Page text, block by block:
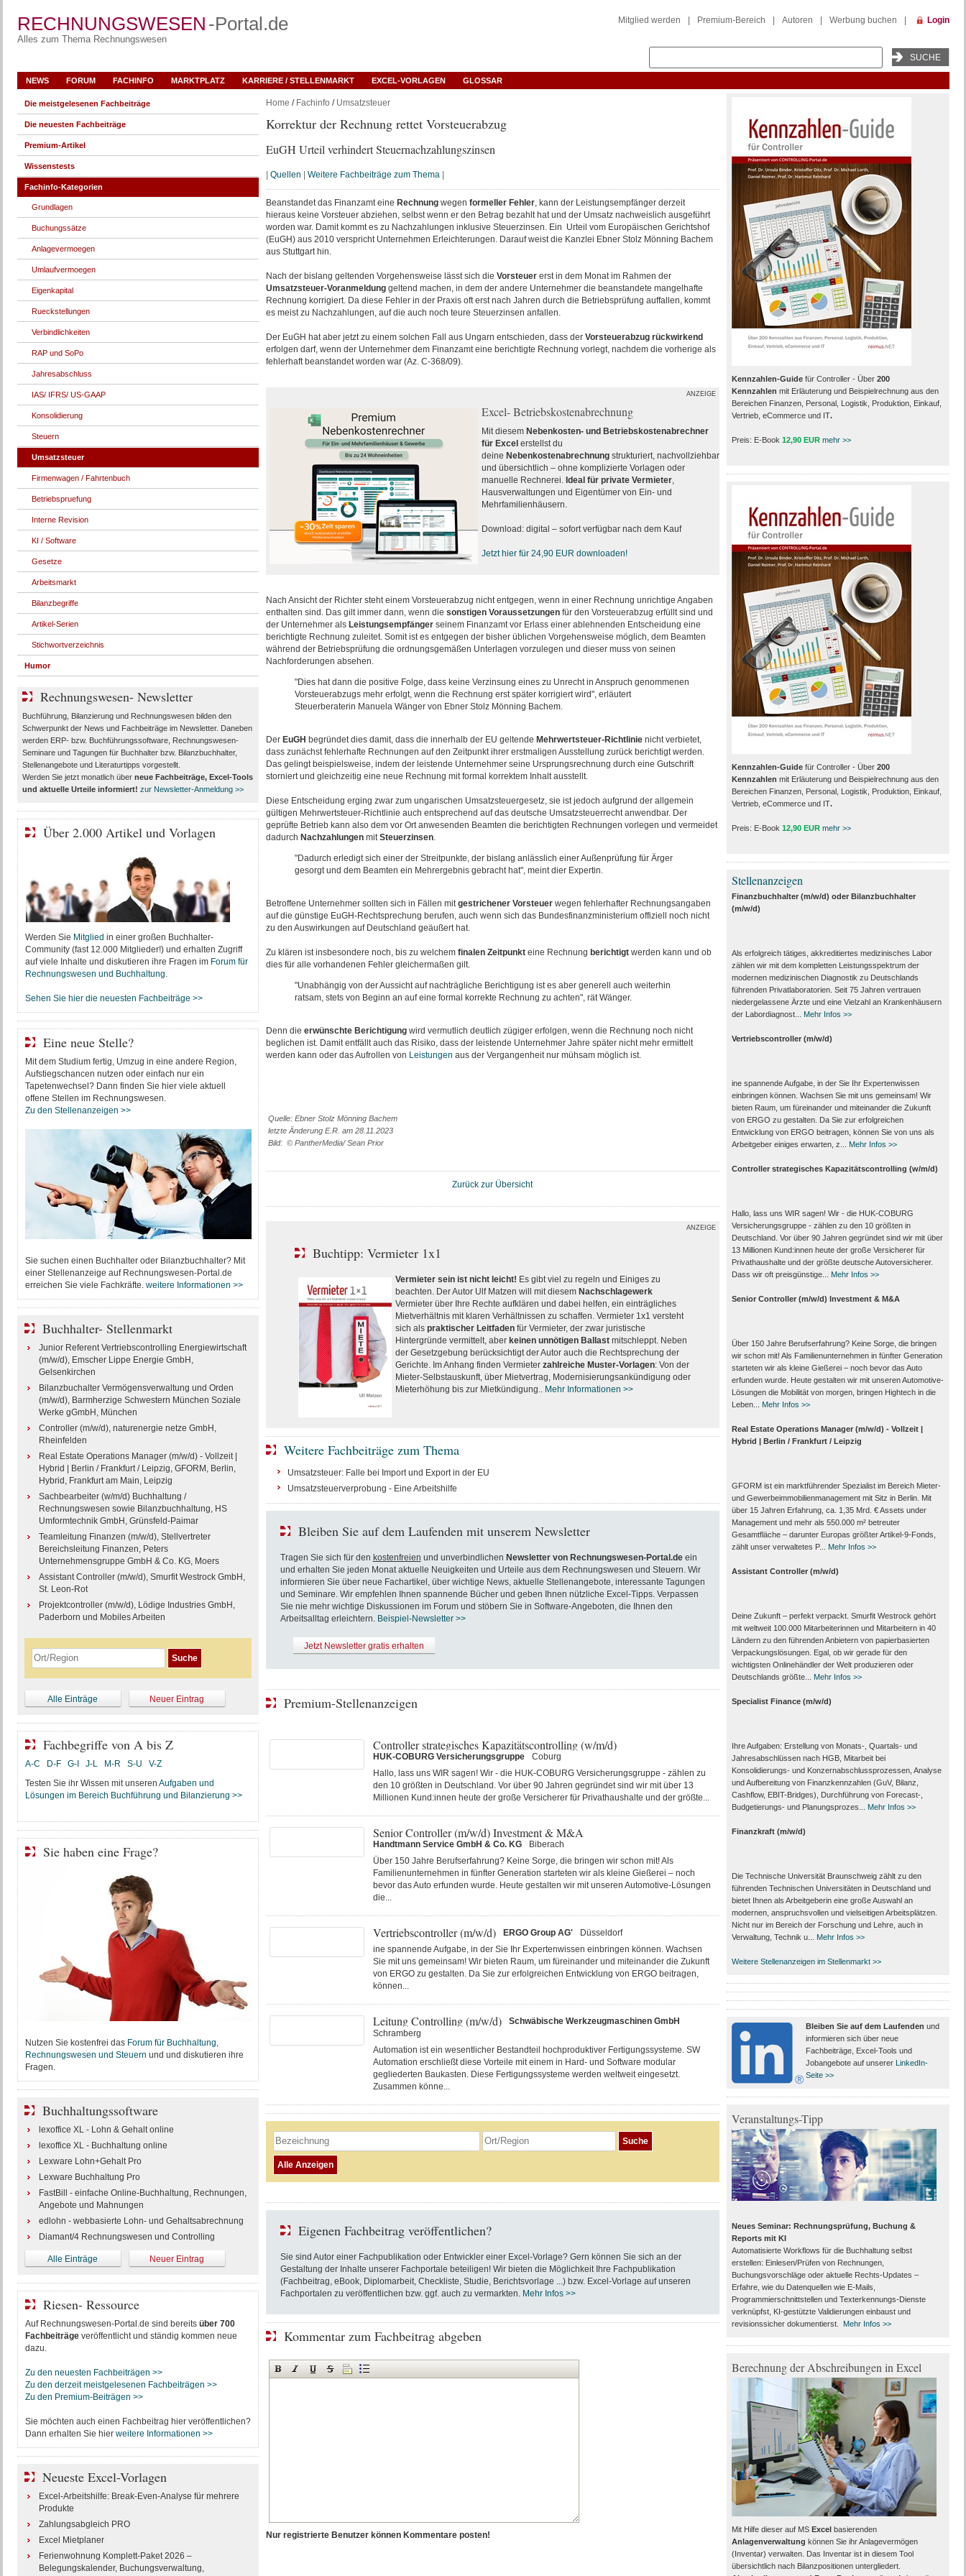
RECHNUNGSWESEN -Portal.de
Alles zum Thema Rechnungswesen
Mitglied werden Premium-Bereich Autoren Werbung buchen Login
NEWS FORUM FACHINFO MARKTPLATZ KARRIERE / STELLENMARKT EXCEL-VORLAGEN GLOSSAR
Home / Fachinfo / Umsatzsteuer
Korrektur der Rechnung rettet Vorsteuerabzug
EuGH Urteil verhindert Steuernachzahlungszinsen
Quellen Weitere Fachbeiträge zum Thema
Beanstandet das Finanzamt eine Rechnungwegen formeller Fehler, kann der Leistungsempfänger derzeit
hieraus keine Vorsteuer abziehen, selbst wenn er den Betrag bezahlt hat und der Umsatz nachweislich ausgeführt
worden war. Damit kommt es zu Nachzahlungen inklusive Steuerzinsen. Ein Urteil vom Europäischen Gerichtshof
(EuGH) aus 2010 verspricht Unternehmen Erleichterungen. Darauf weist die Kanzlei Ebner Stolz Mönning Bachem
aus Stuttgart hin.
Nach der bislang geltenden Vorgehensweise lässt sich die Vorsteuererst in dem Monat im Rahmen der
Umsatzsteuer-Voranmeldunggeltend machen, in dem der andere Unternehmer die beanstandete mangelhafte
Rechnung korrigiert. Da diese Fehler in der Praxis oft erst nach Jahren durch die Betriebsprüfung auffallen, kommt
es meist zu Nachzahlungen, auf die auch noch teure Steuerzinsen anfallen.
Der EuGH hat aber jetzt zu einem solchen Fall aus Ungarn entschieden, dass der Vorsteuerabzug rückwirkend
erfolgen darf, wenn der Unternehmer dem Finanzamt eine berichtigte Rechnung vorlegt, nachdem die vorherige als
fehlerhaft beanstandet worden war (Az. C-368/09).
ANZEIGE
Excel- Betriebskostenabrechnung
Mit diesem Nebenkosten- und Betriebskostenabrechner
für Excel erstellst du
deine Nebenkostenabrechnungstrukturiert, nachvollziehbar
und übersichtlich – ohne komplizierte Vorlagen oder
manuelle Rechnerei. Ideal für private Vermieter,
Hausverwaltungen und Eigentümer von Ein- und
Mehrfamilienhäusern.
Download: digital – sofort verfügbar nach dem Kauf
Jetzt hier für 24,90 EUR downloaden!
Nach Ansicht der Richter steht einem Vorsteuerabzug nicht entgegen, wenn in einer Rechnung unrichtige Angaben
enthalten sind. Das gilt immer dann, wenn die sonstigen Voraussetzungenfür den Vorsteuerabzug erfüllt sind und
der Unternehmer als Leistungsempfängerseinem Finanzamt vor Erlass einer ablehnenden Entscheidung eine
berichtigte Rechnung zuleitet. Somit ist es entgegen der bisher üblichen Vorgehensweise möglich, dem Beamten
während der Betriebsprüfung die ordnungsgemäßen Unterlagen vorzulegen und dieser muss von seinen
Nachforderungen absehen.
"Dies hat dann die positive Folge, dass keine Verzinsung eines zu Unrecht in Anspruch genommenen
Vorsteuerabzugs mehr erfolgt, wenn die Rechnung erst später korrigiert wird", erläutert
Steuerberaterin Manuela Wänger von Ebner Stolz Mönning Bachem.
Der EuGH begründet dies damit, dass die innerhalb der EU geltende Mehrwertsteuer-Richtlinienicht verbietet,
dass zunächst fehlerhafte Rechnungen auf den Zeitpunkt ihrer erstmaligen Ausstellung zurück berichtigt werden.
Das gelingt beispielsweise, indem der leistende Unternehmer seine Ursprungsrechnung durch eine Gutschrift
storniert und gleichzeitig eine neue Rechnung mit formal korrektem Inhalt ausstellt.
Diese Entscheidung erging zwar zum ungarischen Umsatzsteuergesetz, sie ist jedoch aufgrund der allgemein
gültigen Mehrwertsteuer-Richtlinie auch entsprechend auf das deutsche Umsatzsteuerrecht anwendbar. Der
geprüfte Betrieb kann also dem vor Ort anwesenden Beamten die berichtigten Rechnungen vorlegen und vermeidet
dadurch NachzahlungenmitSteuerzinsen.
"Dadurch erledigt sich einer der Streitpunkte, der bislang anlässlich einer Außenprüfung für Ärger
gesorgt und dem Beamten ein Mehrergebnis gebracht hat", meint dier Expertin.
Betroffene Unternehmer sollten sich in Fällen mitgestrichener Vorsteuerwegen fehlerhafter Rechnungsangaben
auf die günstige EuGH-Rechtsprechung berufen, auch wenn sich das Bundesfinanzministerium offiziell noch nicht
zu den Auswirkungen auf Deutschland geäußert hat.
Zu klären ist insbesondere noch, bis zu welchem finalen Zeitpunkteine Rechnung berichtigtwerden kann und ob
dies für alle vorhandenen Fehler gleichermaßen gilt.
"Unabhängig von der Aussicht auf nachträgliche Berichtigung ist es aber generell auch weiterhin
ratsam, stets von Beginn an auf eine formal korrekte Rechnung zu achten", rät Wänger.
Denn die erwünschte Berichtigungwird vermutlich deutlich zügiger erfolgen, wenn die Rechnung noch nicht
beglichen ist. Damit entfällt auch das Risiko, dass der leistende Unternehmer Jahre später nicht mehr ermittelt
werden kann oder das Aufrollen von Leistungen aus der Vergangenheit nur mühsam möglich ist.
Quelle: Ebner Stolz Mönning Bachem
letzte Änderung E.R. am 28.11.2023
Bild: © PantherMedia/ Sean Prior
Zurück zur Übersicht
ANZEIGE
Buchtipp: Vermieter 1x1
Vermieter sein ist nicht leicht! Es gibt viel zu regeln und Einiges zu
beachten. Der Autor Ulf Matzen will mit diesem Nachschlagewerk
Vermieter über Ihre Rechte aufklären und dabei helfen, ein einträgliches
Mietverhältnis mit klaren Verhältnissen zu schaffen. Vermieter 1x1 versteht
sich als praktischer Leitfadenfür Vermieter, der zwar juristische
Hintergründe vermittelt, aber keinen unnötigen Ballastmitschleppt. Neben
der Gesetzgebung berücksichtigt der Autor auch die Rechtsprechung der
Gerichte. Im Anhang finden Vermieter zahlreiche Muster-Vorlagen: Von der
Mieter-Selbstauskunft, über Mietvertrag, Modernisierungsankündigung oder
Mieterhöhung bis zur Mietkündigung.. Mehr Informationen >>
Weitere Fachbeiträge zum Thema
Umsatzsteuer: Falle bei Import und Export in der EU
Umsatzsteuerverprobung - Eine Arbeitshilfe
Bleiben Sie auf dem Laufenden mit unserem Newsletter
Tragen Sie sich für den kostenfreien und unverbindlichen Newsletter von Rechnungswesen-Portal.deein
und erhalten Sie jeden Monat aktuelle Neuigkeiten und Urteile aus dem Rechnungswesen und Steuern. Wir
informieren Sie über neue Fachartikel, über wichtige News, aktuelle Stellenangebote, interessante Tagungen
und Seminare. Wir empfehlen Ihnen spannende Bücher und geben Ihnen nützliche Excel-Tipps. Verpassen
Sie nie mehr wichtige Diskussionen im Forum und stöbern Sie in Software-Angeboten, die Ihnen den
Arbeitsalltag erleichtern. Beispiel-Newsletter >>
Jetzt Newsletter gratis erhalten
Premium-Stellenanzeigen
Controller strategisches Kapazitätscontrolling (w/m/d)
HUK-COBURG Versicherungsgruppe
Coburg
Hallo, lass uns WIR sagen! Wir - die HUK-COBURG Versicherungsgruppe - zählen zu
den 10 größten in Deutschland. Vor über 90 Jahren gegründet sind wir mit über 13
Millionen Kund:innen heute der große Versicherer für Privathaushalte und der größte...
Senior Controller (m/w/d) Investment & M&A
Handtmann Service GmbH & Co. KG
Biberach
Über 150 Jahre Berufserfahrung? Keine Sorge, die bringen wir schon mit! Als
Familienunternehmen in fünfter Generation starteten wir als kleine Gießerei – noch
bevor das Auto erfunden wurde. Heute gestalten wir mit unseren Automotive-Lösungen
die...
Vertriebscontroller (m/w/d) ERGO Group AG'
Düsseldorf
ine spannende Aufgabe, in der Sie Ihr Expertenwissen einbringen können. Wachsen
Sie mit uns gemeinsam! Wir bieten Raum, um füreinander und miteinander die Zukunft
von ERGO zu gestalten. Da Sie zur erfolgreichen Entwicklung von ERGO beitragen,
können...
Leitung Controlling (m/w/d)
Schwäbische Werkzeugmaschinen GmbH
Schramberg
Automation ist ein wesentlicher Bestandteil hochproduktiver Fertigungssysteme. SW
Automation erschließt diese Vorteile mit einem in Hard- und Software modular
gegliederten Baukasten. Diese Fertigungs­systeme werden weltweit eingesetzt.
Zusammen könne...
Eigenen Fachbeitrag veröffentlichen?
Sie sind Autor einer Fachpublikation oder Entwickler einer Excel-Vorlage? Gern können Sie sich an der
Gestaltung der Inhalte unserer Fachportale beteiligen! Wir bieten die Möglichkeit Ihre Fachpublikation
(Fachbeitrag, eBook, Diplomarbeit, Checkliste, Studie, Berichtsvorlage ...) bzw. Excel-Vorlage auf unseren
Fachportalen zu veröffentlichen bzw. ggf. auch zu vermarkten. Mehr Infos >>
Kommentar zum Fachbeitrag abgeben
Nur registrierte Benutzer können Kommentare posten!
Die meistgelesenen Fachbeiträge
Die neuesten Fachbeiträge
Premium-Artikel
Wissenstests
Fachinfo-Kategorien
Grundlagen
Buchungssätze
Anlagevermoegen
Umlaufvermoegen
Eigenkapital
Rueckstellungen
Verbindlichkeiten
RAP und SoPo
Jahresabschluss
IAS/ IFRS/ US-GAAP
Konsolidierung
Steuern
Umsatzsteuer
Firmenwagen / Fahrtenbuch
Betriebspruefung
Interne Revision
KI / Software
Gesetze
Arbeitsmarkt
Bilanzbegriffe
Artikel-Serien
Stichwortverzeichnis
Humor
Rechnungswesen- Newsletter
Buchführung, Bilanzierung und Rechnungswesen bilden den
Schwerpunkt der News und Fachbeiträge im Newsletter. Daneben
werden ERP- bzw. Buchführungssoftware, Rechnungswesen-
Seminare und Tagungen für Buchhalter bzw. Bilanzbuchhalter,
Stellenangebote und Literaturtipps vorgestellt.
Werden Sie jetzt monatlich über neue Fachbeiträge, Excel-Tools
und aktuelle Urteileinformiert! zur Newsletter-Anmeldung >>
Über 2.000 Artikel und Vorlagen
Werden Sie Mitglied in einer großen Buchhalter-
Community (fast 12.000 Mitglieder!) und erhalten Zugriff
auf viele Inhalte und diskutieren ihre Fragen im Forum für
Rechnungswesen und Buchhaltung.
Sehen Sie hier die neuesten Fachbeiträge >>
Eine neue Stelle?
Mit dem Studium fertig, Umzug in eine andere Region,
Aufstiegschancen nutzen oder einfach nur ein
Tapetenwechsel? Dann finden Sie hier viele aktuell
offene Stellen im Rechnungswesen.
Zu den Stellenanzeigen >>
Sie suchen einen Buchhalter oder Bilanzbuchhalter? Mit
einer Stellenanzeige auf Rechnungswesen-Portal.de
erreichen Sie viele Fachkräfte. weitere Informationen >>
Buchhalter- Stellenmarkt
Junior Referent Vertriebscontrolling Energiewirtschaft
(m/w/d), Emscher Lippe Energie GmbH,
Gelsenkirchen
Bilanzbuchalter Vermögensverwaltung und Orden
(m/w/d), Barmherzige Schwestern München Soziale
Werke gGmbH, München
Controller (m/w/d), naturenergie netze GmbH,
Rheinfelden
Real Estate Operations Manager (m/w/d) - Vollzeit |
Hybrid | Berlin / Frankfurt / Leipzig, GFORM, Berlin,
Hybrid, Frankfurt am Main, Leipzig
Sachbearbeiter (w/m/d) Buchhaltung /
Rechnungswesen sowie Bilanzbuchhaltung, HS
Umformtechnik GmbH, Grünsfeld-Paimar
Teamleitung Finanzen (m/w/d), Stellvertreter
Bereichsleitung Finanzen, Peters
Unternehmensgruppe GmbH & Co. KG, Moers
Assistant Controller (m/w/d), Smurfit Westrock GmbH,
St. Leon-Rot
Projektcontroller (m/w/d), Lödige Industries GmbH,
Paderborn und Mobiles Arbeiten
Alle Einträge Neuer Eintrag
Fachbegriffe von A bis Z
A-C D-F G-I J-L M-R S-U
V-Z
Testen Sie ihr Wissen mit unseren Aufgaben und
Lösungen im Bereich Buchführung und Bilanzierung >>
Sie haben eine Frage?
Nutzen Sie kostenfrei das Forum für Buchhaltung,
Rechnungswesen und Steuern und und diskutieren ihre
Fragen.
Buchhaltungssoftware
lexoffice XL - Lohn & Gehalt online
lexoffice XL - Buchhaltung online
Lexware Lohn+Gehalt Pro
Lexware Buchhaltung Pro
FastBill - einfache Online-Buchhaltung, Rechnungen,
Angebote und Mahnungen
edlohn - webbasierte Lohn- und Gehaltsabrechnung
Diamant/4 Rechnungswesen und Controlling
Alle Einträge Neuer Eintrag
Riesen- Ressource
Auf Rechnungswesen-Portal.de sind bereits über 700
Fachbeiträgeveröffentlicht und ständig kommen neue
dazu.
Zu den neuesten Fachbeiträgen >>
Zu den derzeit meistgelesenen Fachbeiträgen >>
Zu den Premium-Beiträgen >>
Sie möchten auch einen Fachbeitrag hier veröffentlichen?
Dann erhalten Sie hier weitere Informationen >>
Neueste Excel-Vorlagen
Excel-Arbeitshilfe: Break-Even-Analyse für mehrere
Produkte
Zahlungsabgleich PRO
Excel Mietplaner
Ferienwohnung Komplett-Paket 2026 –
Belegungskalender, Buchungsverwaltung,
Kennzahlen-Guidefür Controller - Über 200
Kennzahlen mit Erläuterung und Beispielrechnung aus den
Bereichen Finanzen, Personal, Logistik, Produktion, Einkauf,
Vertrieb, eCommerce und IT.
Preis: E-Book 12,90 EUR mehr >>
Kennzahlen-Guidefür Controller - Über 200
Kennzahlen mit Erläuterung und Beispielrechnung aus den
Bereichen Finanzen, Personal, Logistik, Produktion, Einkauf,
Vertrieb, eCommerce und IT.
Preis: E-Book 12,90 EUR mehr >>
Stellenanzeigen
Finanzbuchhalter (m/w/d) oder Bilanzbuchhalter
(m/w/d)
Als erfolgreich tätiges, akkreditiertes medizinisches Labor
zählen wir mit dem kompletten Leistungs­spektrum der
modernen medizinischen Diagnostik zu Deutschlands
führenden Privat­laboratorien. Seit 75 Jahren vertrauen
nieder­gelassene Ärzte und eine Vielzahl an Kranken­häusern
der Labor­diagnost...
Mehr Infos >>
Vertriebscontroller (m/w/d)
ine spannende Aufgabe, in der Sie Ihr Expertenwissen
einbringen können. Wachsen Sie mit uns gemeinsam! Wir
bieten Raum, um füreinander und miteinander die Zukunft
von ERGO zu gestalten. Da Sie zur erfolgreichen
Entwicklung von ERGO beitragen, können Sie von uns als
Arbeitgeber einiges erwarten, z...
Mehr Infos >>
Controller strategisches Kapazitätscontrolling (w/m/d)
Hallo, lass uns WIR sagen! Wir - die HUK-COBURG
Versicherungsgruppe - zählen zu den 10 größten in
Deutschland. Vor über 90 Jahren gegründet sind wir mit über
13 Millionen Kund:innen heute der große Versicherer für
Privathaushalte und der größte deutsche Autoversicherer.
Dass wir oft preisgünstige...
Mehr Infos >>
Senior Controller (m/w/d) Investment & M&A
Über 150 Jahre Berufserfahrung? Keine Sorge, die bringen
wir schon mit! Als Familienunternehmen in fünfter Generation
starteten wir als kleine Gießerei – noch bevor das Auto
erfunden wurde. Heute gestalten wir mit unseren Automotive-
Lösungen die Mobilität von morgen, bringen Hightech in die
Leben...
Mehr Infos >>
Real Estate Operations Manager (m/w/d) - Vollzeit |
Hybrid | Berlin / Frankfurt / Leipzig
GFORM ist ein marktführender Spezialist im Bereich Mieter-
und Gewerbeimmobilienmanagement mit Sitz in Berlin. Mit
über 15 Jahren Erfahrung, ca. 1,35 Mrd. € Assets under
Management und mehr als 550.000 m² betreuter
Gesamtfläche – darunter Europas größter Artikel-9-Fonds,
zählt unser verwaltetes P...
Mehr Infos >>
Assistant Controller (m/w/d)
Deine Zukunft – perfekt verpackt. Smurfit Westrock gehört
mit weltweit 100.000 Mitarbeiter­innen und Mitarbeitern in 40
Ländern zu den führenden Anbietern von papier­basierten
Verpackungs­lösungen. Egal, ob wir gerade für den
wichtigsten Onlinehändler der Welt produzieren oder
Deutschlands größte...
Mehr Infos >>
Specialist Finance (m/w/d)
Ihre Aufgaben: Erstellung von Monats‑, Quartals‑ und
Jahresabschlüssen nach HGB, Mitarbeit bei
Konsolidierungs‑ und Konzernabschlussprozessen, Analyse
und Aufbereitung von Finanzkennzahlen (GuV, Bilanz,
Cashflow, EBIT-Bridges), Durchführung von Forecast‑,
Budgetierungs‑ und Planungsprozes...
Mehr Infos >>
Finanzkraft (m/w/d)
Die Technische Universität Braunschweig zählt zu den
führenden Technischen Universitäten in Deutschland und
bietet Ihnen als Arbeit­geberin eine große Auswahl an
modernen, anspruchsvollen und vielseitigen Arbeits­plätzen.
Nicht nur im Bereich der Forschung und Lehre, auch in
Verwaltung, Technik u...
Mehr Infos >>
Weitere Stellenanzeigen im Stellenmarkt >>
Bleiben Sie auf dem Laufenden und
informieren sich über neue
Fachbeiträge, Excel-Tools und
Jobangebote auf unserer LinkedIn-
Seite >>
Veranstaltungs-Tipp
Neues Seminar: Rechnungsprüfung, Buchung &
Reports mit KI
Automatisierte Workflows für die Buchhaltung selbst
erstellen: Einlesen/Prüfen von Rechnungen,
Buchungsvorschläge oder aktuelle Rechts-Updates –
Erfahre, wie du Datenquellen wie E-Mails,
Programmierschnittstellen und Texterkennungs-Dienste
verknüpfst, KI-gestützte Validierungen einbaust und
revisionssicher dokumentierst.
Mehr Infos >>
Berechnung der Abschreibungen in Excel
Mit Hilfe dieser auf MS Excelbasierenden
Anlagenverwaltung können Sie ihr Anlagevermögen
(Inventar) verwalten. Das Inventar ist in diesem Tool
übersichtlich nach Bilanzpositionen untergliedert.